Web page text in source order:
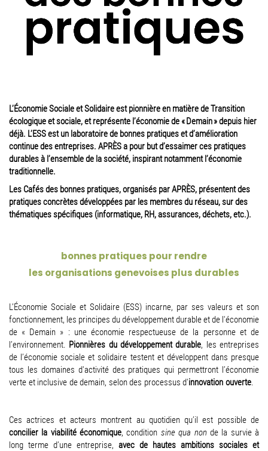
L’Économie Sociale et Solidaire est pionnière en matière de Transition
écologique et sociale, et représente l’économie de « Demain » depuis hier
déjà. L’ESS est un laboratoire de bonnes pratiques et d’amélioration
continue des entreprises. APRÈS a pour but d’essaimer ces pratiques
durables à l’ensemble de la société, inspirant notamment l’économie
traditionnelle.
Les Cafés des bonnes pratiques, organisés par APRÈS, présentent des
pratiques concrètes développées par les membres du réseau, sur des
thématiques spécifiques (informatique, RH, assurances, déchets, etc.).
bonnes pratiques pour rendre
les organisations genevoises plus durables
L’Économie Sociale et Solidaire (ESS) incarne, par ses valeurs et son
fonctionnement, les principes du développement durable et de l'économie
de « Demain » : une économie respectueuse de la personne et de
l’environnement. Pionnières du développement durable, les entreprises
de l’économie sociale et solidaire testent et développent dans presque
tous les domaines d'activité des pratiques qui permettront l’économie
verte et inclusive de demain, selon des processus d'innovation ouverte.
Ces actrices et acteurs montrent au quotidien qu’il est possible de
concilier la viabilité économique, condition sine qua non de la survie à
long terme d’une entreprise, avec de hautes ambitions sociales et